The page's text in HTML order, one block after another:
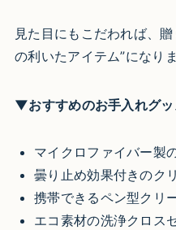
見た目にもこだわれば、
の利いたアイテム”になりま
▼おすすめのお手入れグ
マイクロファイバー製
曇り止め効果付きのク
携帯できるペン型クリ
エコ素材の洗浄クロス